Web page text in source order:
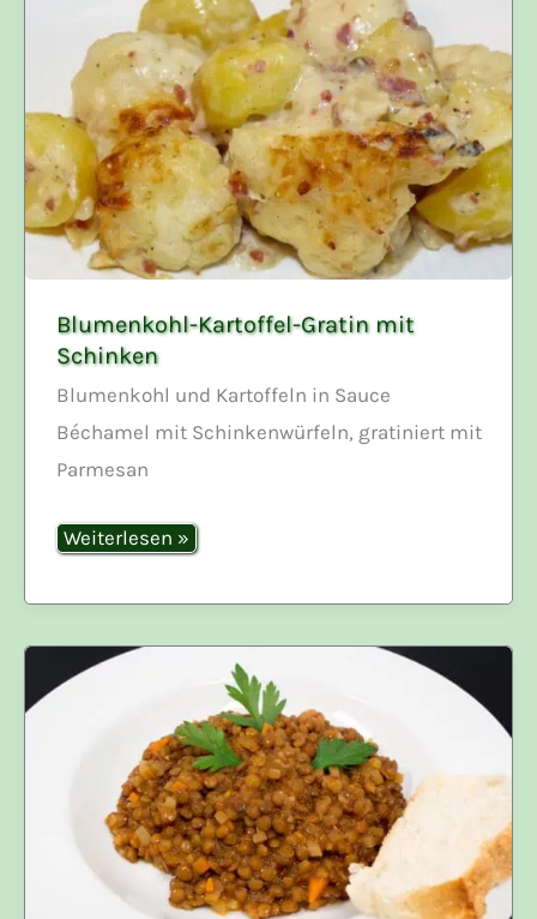
Blumenkohl-Kartoffel-Gratin mit
Schinken
Blumenkohl und Kartoffeln in Sauce
Béchamel mit Schinkenwürfeln, gratiniert mit
Parmesan
Blumenkohl-
Kartoffel-
Schinken
Weiterlesen »